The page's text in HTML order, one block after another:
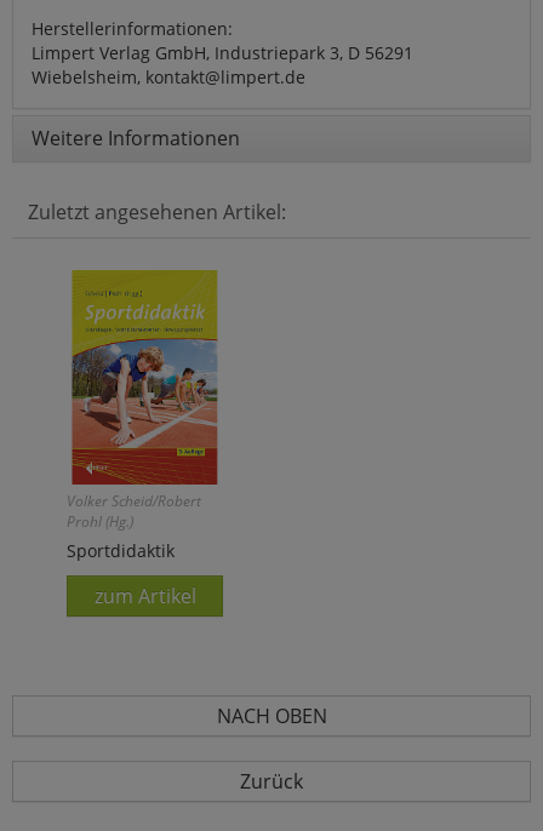
Herstellerinformationen:
Limpert Verlag GmbH, Industriepark 3, D 56291
Wiebelsheim, kontakt@limpert.de
Weitere Informationen
Zuletzt angesehenen Artikel:
Volker Scheid/Robert
Prohl (Hg.)
Sportdidaktik
zum Artikel
NACH OBEN
Zurück